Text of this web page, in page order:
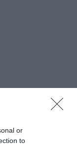
or
to